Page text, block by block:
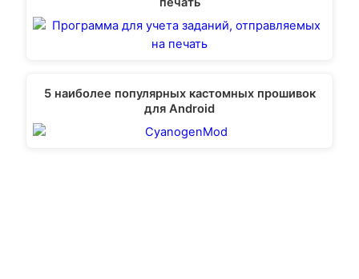
5 наиболее популярных кастомных прошивок
для Android